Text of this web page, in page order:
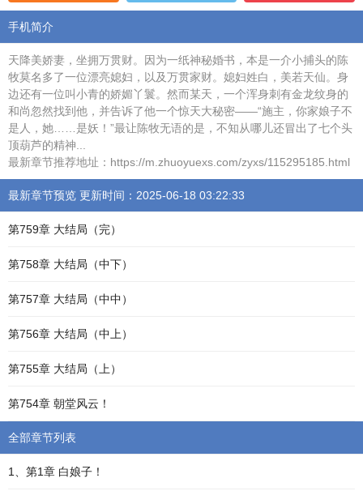
手机简介
天降美娇妻，坐拥万贯财。因为一纸神秘婚书，本是一介小捕头的陈
牧莫名多了一位漂亮媳妇，以及万贯家财。媳妇姓白，美若天仙。身
边还有一位叫小青的娇媚丫鬟。然而某天，一个浑身刺有金龙纹身的
和尚忽然找到他，并告诉了他一个惊天大秘密——“施主，你家娘子不
是人，她……是妖！”最让陈牧无语的是，不知从哪儿还冒出了七个头
顶葫芦的精神...
最新章节推荐地址：https://m.zhuoyuexs.com/zyxs/115295185.html
最新章节预览 更新时间：2025-06-18 03:22:33
第759章 大结局（完）
第758章 大结局（中下）
第757章 大结局（中中）
第756章 大结局（中上）
第755章 大结局（上）
第754章 朝堂风云！
全部章节列表
1、第1章 白娘子！